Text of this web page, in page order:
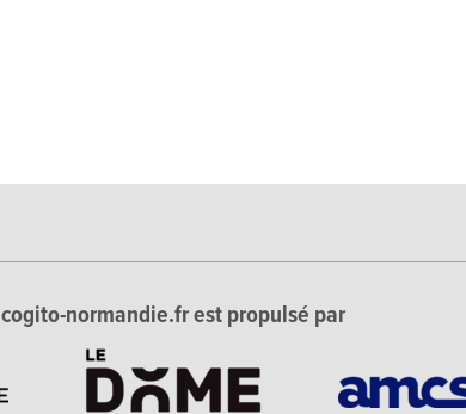
cogito-normandie.fr est propulsé par